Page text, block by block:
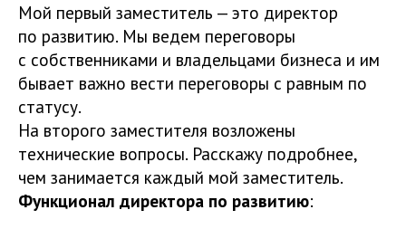
Мой первый заместитель — это директор
по развитию. Мы ведем переговоры
с собственниками и владельцами бизнеса и им
бывает важно вести переговоры с равным по
статусу.
На второго заместителя возложены
технические вопросы. Расскажу подробнее,
чем занимается каждый мой заместитель.
Функционал директора по развитию: